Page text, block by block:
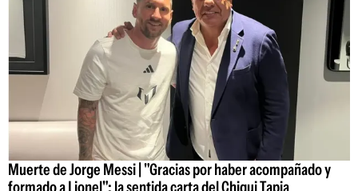
Muerte de Jorge Messi | "Gracias por haber acompañado y